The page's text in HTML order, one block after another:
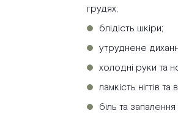
грудях;
блідість шкіри;
утруднене
холодні руки та
ламкість нігтів
біль та запалення